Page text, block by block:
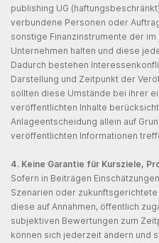
publishing UG
verbundene Personen oder
sonstige Finanzinstrumente der
Unternehmen halten und diese
Dadurch bestehen
Darstellung und Zeitpunkt der
sollten diese Umstände bei ihrer
veröffentlichten Inhalte
Anlageentscheidung allein auf
veröffentlichten Informationen
4. Keine Garantie für Kursziele,
Sofern in Beiträgen
Szenarien oder
diese auf Annahmen, öffentlich
subjektiven Bewertungen zum
können sich jederzeit ändern und